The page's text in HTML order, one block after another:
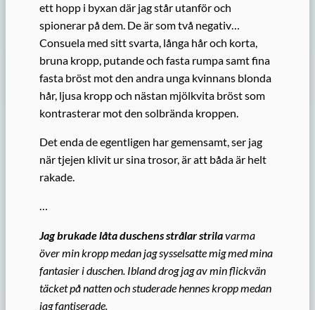
ett hopp i byxan där jag står utanför och
spionerar på dem. De är som två negativ…
Consuela med sitt svarta, långa hår och korta,
bruna kropp, putande och fasta rumpa samt fina
fasta bröst mot den andra unga kvinnans blonda
hår, ljusa kropp och nästan mjölkvita bröst som
kontrasterar mot den solbrända kroppen.
Det enda de egentligen har gemensamt, ser jag
när tjejen klivit ur sina trosor, är att båda är helt
rakade.
…
Jag brukade låta duschens strålar strilavarma
över min kropp medan jag sysselsatte mig med mina
fantasier i duschen. Ibland drog jag av min flickvän
täcket på natten och studerade hennes kropp medan
jag fantiserade.